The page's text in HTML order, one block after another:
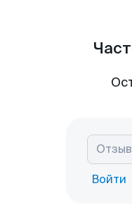
Войти